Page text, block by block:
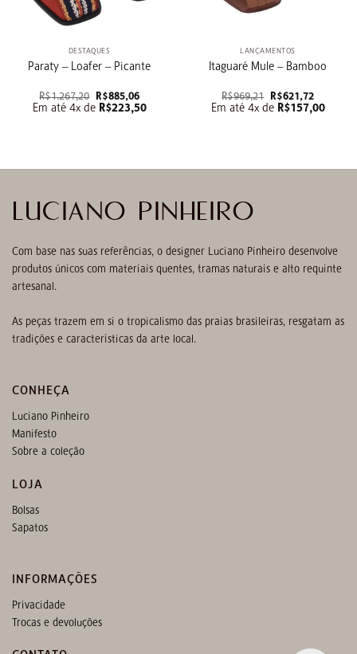
DESTAQUES
Paraty – Loafer – Picante
R$1.267,20
O
preço
R$885,06O
preço
Em até 4x de R$223,50
LANÇAMENTOS
Itaguaré Mule – Bamboo
R$969,21
O
preço
R$621,72O
preço
Em até 4x de R$157,00
LUCIANO PINHEIRO
Com base nas suas referências, o designer Luciano Pinheiro desenvolve
produtos únicos com materiais quentes, tramas naturais e alto requinte
artesanal.
As peças trazem em si o tropicalismo das praias brasileiras, resgatam as
tradições e características da arte local.
CONHEÇA
Luciano Pinheiro
Manifesto
Sobre a coleção
LOJA
Bolsas
Sapatos
INFORMAÇÕES
Privacidade
Trocas e devoluções